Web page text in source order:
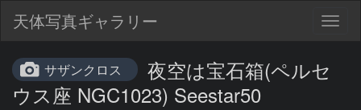
天体写真ギャラリー
サザンクロス
夜空は宝石箱(ペルセ
ウス座 NGC1023) Seestar50